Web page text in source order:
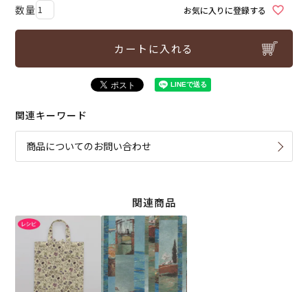
お気に入りに登録する
カートに入れる
関連キーワード
商品についてのお問い合わせ
関連商品